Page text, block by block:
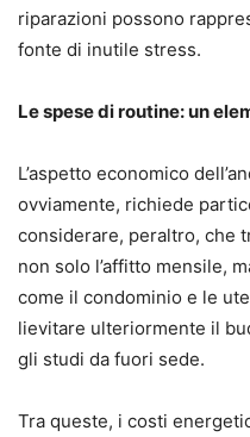
riparazioni possono
fonte di inutile stress.
Le spese di routine: un
L’aspetto economico
ovviamente, richiede
considerare, peraltro, che
non solo l’affitto mensile,
come il condominio e le
lievitare ulteriormente il
gli studi da fuori sede.
Tra queste, i costi